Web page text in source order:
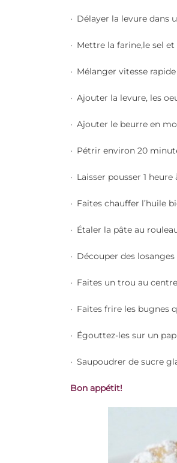
Délayer la levure dans
Mettre la farine,le sel et
Mélanger vitesse rapide
Ajouter la levure, les
Ajouter le beurre en
Pétrir environ 20
Laisser pousser 1
Faites chauffer l’huile
Étaler la pâte au
Découper des losanges
Faites un trou au
Faites frire les bugnes
Égouttez-les sur un
Saupoudrer de sucre
Bon appétit!